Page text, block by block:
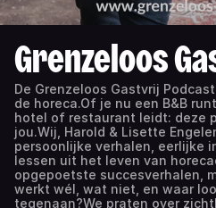
Grenzeloos
De Grenzeloos Gastvrij
de horeca.Of je nu een B&B
hotel of restaurant leidt: deze
jou.Wij, Harold & Lisette
persoonlijke verhalen, eerlijke
lessen uit het leven van
opgepoetste succesverhalen,
werkt wél, wat niet, en waar
tegenaan?We praten over